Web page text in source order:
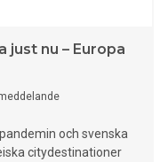
nu – Europa
och svenska
citydestinationer